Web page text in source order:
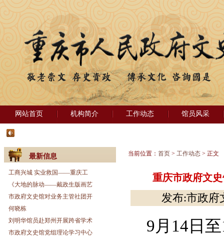
网站首页 机构简介 工作动态 馆员风采
最新信息
工商兴城 实业救国——重庆工
《大地的脉动——戴政生版画艺
市政府文史馆对业务主管社团开
何晓栋
刘明华馆员赴郑州开展跨省学术
市政府文史馆党组理论学习中心
当前位置： 首页 > 工作动态 > 正文
重庆市政府文
发布:市政
9月 14 日至